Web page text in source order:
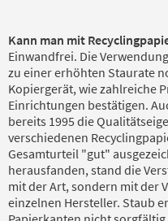
Kann man mit
Einwandfrei. Die
zu einer erhöhten Staurate
Kopiergerät, wie zahlreiche
Einrichtungen bestätigen.
bereits 1995 die
verschiedenen
Gesamturteil "gut"
herausfanden, stand die
mit der Art, sondern mit der
einzelnen Hersteller. Staub